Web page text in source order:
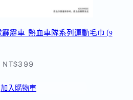
霹靂車_熱血車隊系列運動毛巾 (9
NT$399
加入購物車